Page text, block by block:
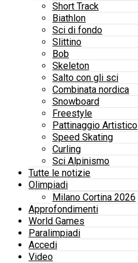
Short Track
Biathlon
Sci di fondo
Slittino
Bob
Skeleton
Salto con gli sci
Combinata nordica
Snowboard
Freestyle
Pattinaggio Artistico
Speed Skating
Curling
Sci Alpinismo
Tutte le notizie
Olimpiadi
Milano Cortina 2026
Approfondimenti
World Games
Paralimpiadi
Accedi
Video